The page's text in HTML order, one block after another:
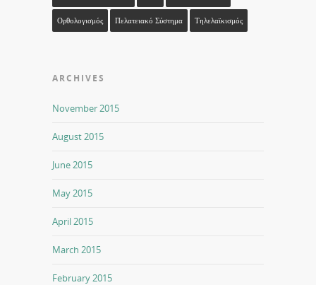
Ορθολογισμός Πελατειακό Σύστημα Τηλελαϊκισμός
ARCHIVES
November 2015
August 2015
June 2015
May 2015
April 2015
March 2015
February 2015